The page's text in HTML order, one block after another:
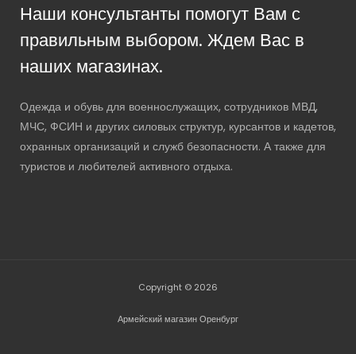
Наши консультанты помогут Вам с
правильным выбором. Ждем Вас в
наших магазинах.
Одежда и обувь для военнослужащих, сотрудников МВД,
МЧС, ФСИН и других силовых структур, курсантов и кадетов,
охранных организаций и служб безопасности. А также для
туристов и любителей активного отдыха.
Copyright © 2026
Армейский магазин Оренбург